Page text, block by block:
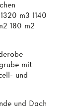
m3 1140
180 m2
mit
und
und Dach